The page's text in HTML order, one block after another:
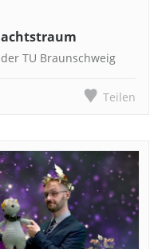
TU Braunschweig
Teilen